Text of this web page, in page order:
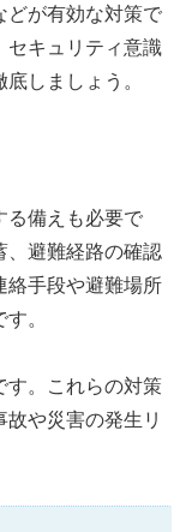
どが有効な対策で
セキュリティ意識
しましょう。
る備えも必要で
、避難経路の確認
絡手段や避難場所
。
す。これらの対策
や災害の発生リ